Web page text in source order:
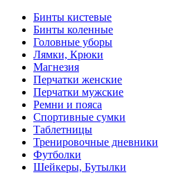
Бинты кистевые
Бинты коленные
Головные уборы
Лямки, Крюки
Магнезия
Перчатки женские
Перчатки мужские
Ремни и пояса
Спортивные сумки
Таблетницы
Тренировочные дневники
Футболки
Шейкеры, Бутылки